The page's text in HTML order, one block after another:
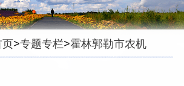
页>专题专栏>霍林郭勒市农机购
专栏